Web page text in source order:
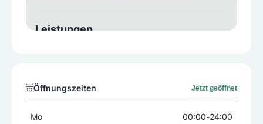
Leistungen
Schlüsseldienst
Sicherheitsberatung
Öffnungszeiten Jetzt geöffnet
Mo 00:00-24:00